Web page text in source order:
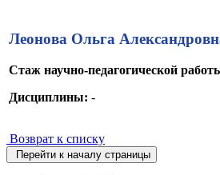
Леонова Ольга
Стаж научно-педагогической
Дисциплины: -
Возврат к списку
Перейти к началу страницы